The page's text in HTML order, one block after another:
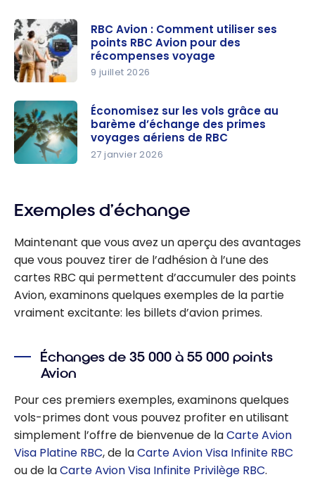
Comment
utiliser ses
points RBC
Avion pour
ses voyage
RBC Avion : Comment utiliser ses
points RBC Avion pour des
récompenses voyage
9 juillet 2026
vols grâce
d’échange
des primes
voyages
aériens de
RBC
Économisez sur les vols grâce au
barème d’échange des primes
voyages aériens de RBC
27 janvier 2026
Exemples d’échange
Maintenant que vous avez un aperçu des avantages
que vous pouvez tirer de l’adhésion à l’une des
cartes RBC qui permettent d’accumuler des points
Avion, examinons quelques exemples de la partie
vraiment excitante: les billets d’avion primes.
Échanges de 35 000 à 55 000 points
Avion
Pour ces premiers exemples, examinons quelques
vols-primes dont vous pouvez profiter en utilisant
simplement l’offre de bienvenue de laCarte Avion
Visa Platine RBC, de laCarte Avion Visa Infinite RBC
ou de laCarte Avion Visa Infinite Privilège RBC.